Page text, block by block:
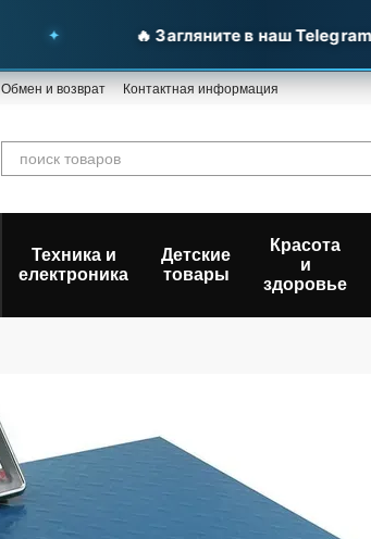
🔥 Загляните в наш
Обмен и возврат Контактная информация
Техника и
електроника
Детские
товары
Красота
и
здоровье